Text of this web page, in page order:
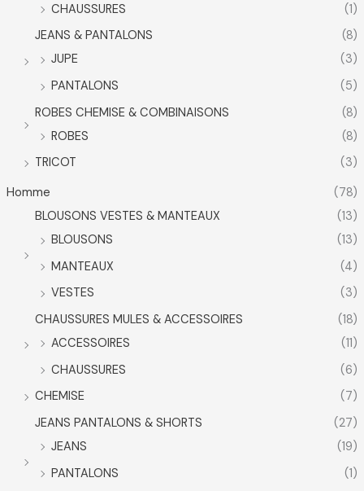
CHAUSSURES
(1)
JEANS & PANTALONS
(8)
JUPE
(3)
PANTALONS
(5)
ROBES CHEMISE & COMBINAISONS
(8)
ROBES
(8)
TRICOT
(3)
Homme
(78)
BLOUSONS VESTES & MANTEAUX
(13)
BLOUSONS
(13)
MANTEAUX
(4)
VESTES
(3)
CHAUSSURES MULES & ACCESSOIRES
(18)
ACCESSOIRES
(11)
CHAUSSURES
(6)
CHEMISE
(7)
JEANS PANTALONS & SHORTS
(27)
JEANS
(19)
PANTALONS
(1)